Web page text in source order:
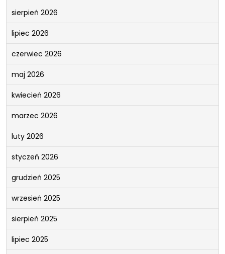
sierpień 2026
lipiec 2026
czerwiec 2026
maj 2026
kwiecień 2026
marzec 2026
luty 2026
styczeń 2026
grudzień 2025
wrzesień 2025
sierpień 2025
lipiec 2025